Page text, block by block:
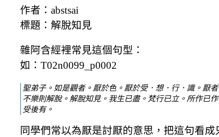
作者：abstsai
標題：解脫知見
雜阿含經裡常見這個句型：
如：T02n0099_p0002
聖弟子。如是觀者。厭於色。厭於受．想．行．識。厭
不樂則解脫。解脫知見。我生已盡。梵行已立。所作已
受後有。
同學們常以為厭是討厭的意思，把這句看成